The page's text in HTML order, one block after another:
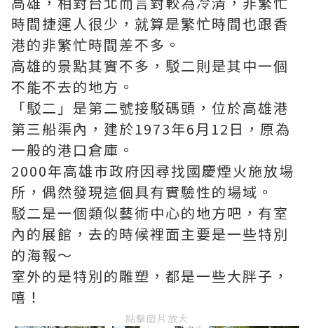
時間捷運人很少，就算是繁忙時間也跟香
港的非繁忙時間差不多。
高雄的景點其實不多，駁二則是其中一個
不能不去的地方。
「駁二」是第二號接駁碼頭，位於高雄港
第三船渠內，建於1973年6月12日，原為
一般的港口倉庫。
2000年高雄市政府因尋找國慶煙火施放場
所，偶然發現這個具有實驗性的場域。
駁二是一個類似藝術中心的地方吧，有室
內的展館，去的時候裡面主要是一些特別
的海報～
室外的是特別的雕塑，都是一些大胖子，
嘻！
點擊圖片放大